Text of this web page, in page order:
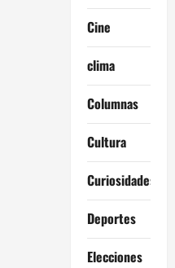
Cine
clima
Columnas
Cultura
Curiosidades
Deportes
Elecciones